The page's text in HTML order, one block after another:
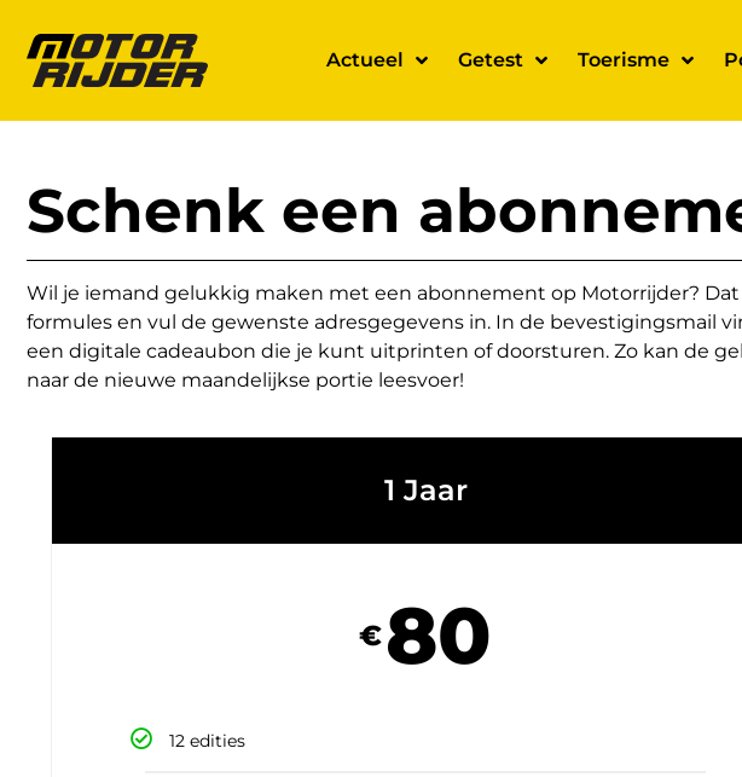
Actueel Getest Toerisme
Schenk een
Wil je iemand gelukkig maken met een abonnement op Motorrijder? Dat
formules en vul de gewenste adresgegevens in. In de bevestigingsmail
een digitale cadeaubon die je kunt uitprinten of doorsturen. Zo kan de
naar de nieuwe maandelijkse portie leesvoer!
1 Jaar
€80
12 edities